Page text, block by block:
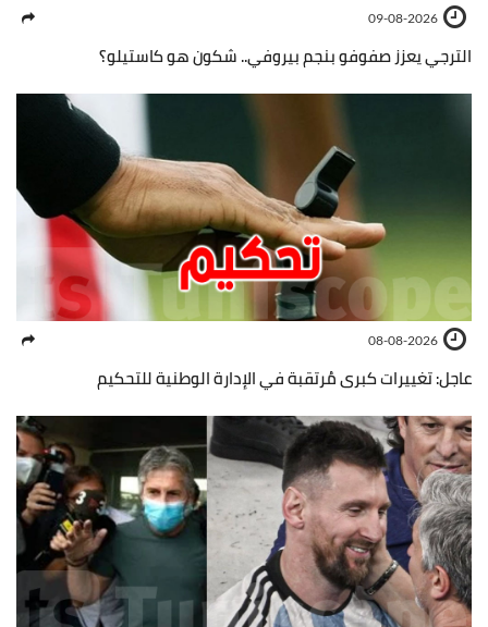
09-08-2026
الترجي يعزز صفوفو بنجم بيروفي.. شكون هو كاستيلو؟
08-08-2026
عاجل: تغييرات كبرى مُرتقبة في الإدارة الوطنية للتحكيم